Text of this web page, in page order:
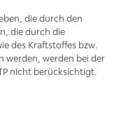
die durch den
die durch die
des Kraftstoffes bzw.
werden, werden bei der
nicht berücksichtigt.